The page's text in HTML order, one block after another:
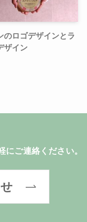
のロゴデザインとラ
ザイン
ご連絡ください。